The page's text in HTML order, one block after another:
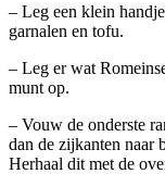
– Leg een klein
garnalen en tofu.
– Leg er wat
munt op.
– Vouw de onderste
dan de zijkanten naar
Herhaal dit met de